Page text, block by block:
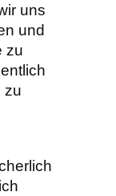
uns
und
zu
zu